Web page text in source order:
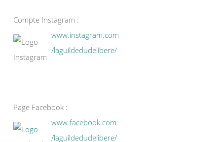
Compte Instagram :
www.instagram.com
/laguildedudelibere/
Page Facebook :
www.facebook.com
/laguildedudelibere/